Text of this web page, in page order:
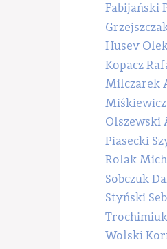
Fabijański
Husev
Kopacz
Milczarek
Miśkiewicz
Olszewski
Piasecki
Rolak
Sobczuk
Styński
Wolski